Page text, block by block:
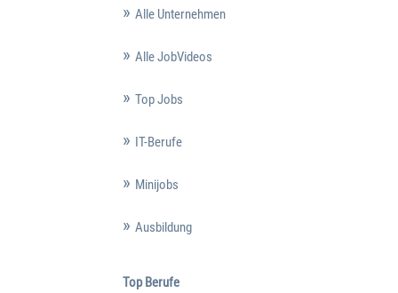
Alle Unternehmen
Alle JobVideos
Top Jobs
IT-Berufe
Minijobs
Ausbildung
Top Berufe